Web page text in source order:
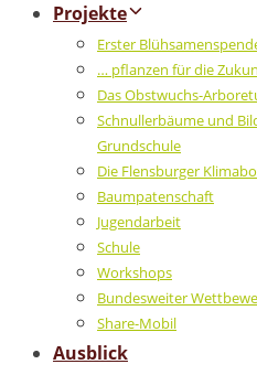
Projekte
Erster
… pflanzen für die
Das Obstwuchs-
Schnullerbäume und
Grundschule
Die Flensburger
Baumpatenschaft
Jugendarbeit
Schule
Workshops
Bundesweiter
Share-Mobil
Ausblick